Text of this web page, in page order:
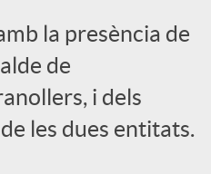
la presència de
de
i dels
les dues entitats.